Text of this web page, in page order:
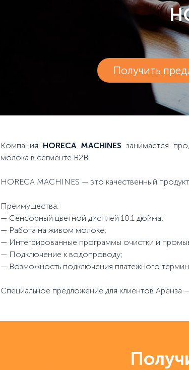
Получить
Компания HORECA MACHINES занимается
молока в сегменте B2B.
HORECA MACHINES — это качественный
Преимущества:
— Сенсорный цветной дисплей 10.1 дюйма;
— Работа на живом молоке;
— Интегрированные программы очистки и
— Подключение к водопроводу;
— Возможность подключения платежного
Специальное предложение для клиентов Аренза